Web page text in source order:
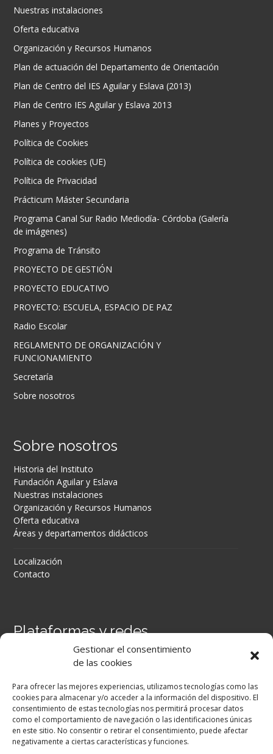
Gestionar el consentimiento
de las cookies
Para ofrecer las mejores experiencias, utilizamos tecnologías como las
cookies para almacenar y/o acceder a la información del dispositivo. El
consentimiento de estas tecnologías nos permitirá procesar datos
como el comportamiento de navegación o las identificaciones únicas
en este sitio. No consentir o retirar el consentimiento, puede afectar
negativamente a ciertas características y funciones.
Nuestras instalaciones
Oferta educativa
Organización y Recursos Humanos
Plan de actuación del Departamento de Orientación
Plan de Centro del IES Aguilar y Eslava (2013)
Plan de Centro IES Aguilar y Eslava 2013
Planes y Proyectos
Política de Cookies
Política de cookies (UE)
Política de Privacidad
Prácticum Máster Secundaria
Programa Canal Sur Radio Mediodía- Córdoba (Galería
de imágenes)
Programa de Tránsito
PROYECTO DE GESTIÓN
PROYECTO EDUCATIVO
PROYECTO: ESCUELA, ESPACIO DE PAZ
Radio Escolar
REGLAMENTO DE ORGANIZACIÓN Y
FUNCIONAMIENTO
Secretaría
Sobre nosotros
Sobre nosotros
Historia del Instituto
Fundación Aguilar y Eslava
Nuestras instalaciones
Organización y Recursos Humanos
Oferta educativa
Áreas y departamentos didácticos
Localización
Contacto
Plataformas y redes
Secretaría Virtual
Facebook